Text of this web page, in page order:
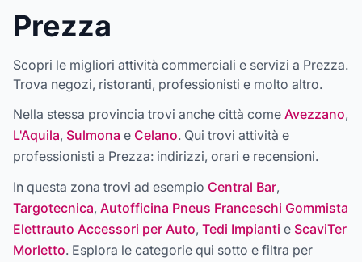
Prezza
Scopri le migliori attività commerciali e servizi a Prezza.
Trova negozi, ristoranti, professionisti e molto altro.
Nella stessa provincia trovi anche città come Avezzano,
L'Aquila, Sulmona e Celano. Qui trovi attività e
professionisti a Prezza: indirizzi, orari e recensioni.
In questa zona trovi ad esempio Central Bar,
Targotecnica, Autofficina Pneus Franceschi Gommista
Elettrauto Accessori per Auto, Tedi Impianti e ScaviTer
Morletto. Esplora le categorie qui sotto e filtra per